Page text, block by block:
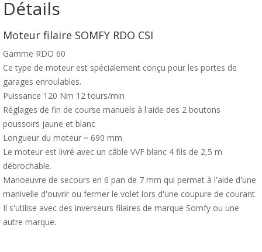
Détails
Moteur filaire SOMFY RDO CSI
Gamme RDO 60
Ce type de moteur est spécialement conçu pour les portes de
garages enroulables.
Puissance 120 Nm 12 tours/min
Réglages de fin de course manuels à l'aide des 2 boutons
poussoirs jaune et blanc
Longueur du moteur = 690 mm
Le moteur est livré avec un câble VVF blanc 4 fils de 2,5 m
débrochable.
Manoeuvre de secours en 6 pan de 7 mm qui permet à l'aide d'une
manivelle d'ouvrir ou fermer le volet lors d'une coupure de courant.
Il s'utilise avec des inverseurs filaires de marque Somfy ou une
autre marque.